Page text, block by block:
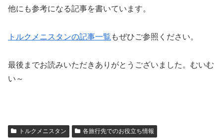
他にも参考になる記事を書いています。
トルクメニスタンの記事一覧 もぜひご参照ください。
最後までお読みいただきありがとうございました。むいむ
い～
トルクメニスタン 各旅行先でのお役立ち情報